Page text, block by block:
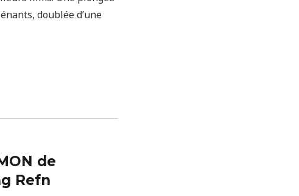
doublée d’une
de
Refn